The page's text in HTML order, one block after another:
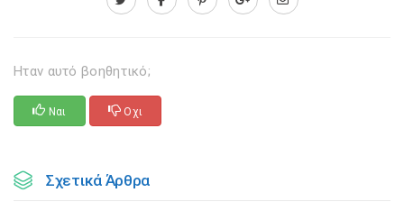
Ηταν αυτό βοηθητικό;
Ναι Οχι
Σχετικά Άρθρα